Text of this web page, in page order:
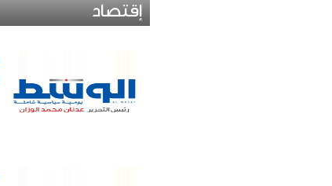
إقتصاد